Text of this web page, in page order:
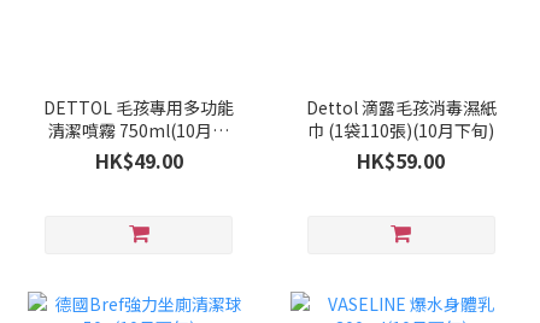
DETTOL 毛孩專用多功能
清潔噴霧 750ml(10月中
旬)
HK$49.00
Dettol 滴露毛孩消毒濕紙
巾 (1袋110張)(10月下旬)
HK$59.00